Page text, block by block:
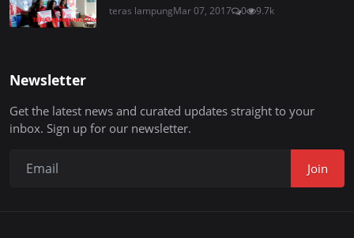
teras lampungMar 07, 2017 0 9.7k
Newsletter
Get the latest news and curated updates straight to your
inbox. Sign up for our newsletter.
Join